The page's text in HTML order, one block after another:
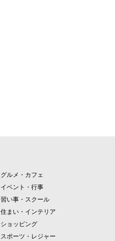
グルメ・カフェ
イベント・行事
習い事・スクール
住まい・インテリア
ショッピング
スポーツ・レジャー